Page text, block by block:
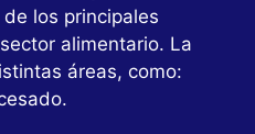
los principales
alimentario. La
áreas, como: